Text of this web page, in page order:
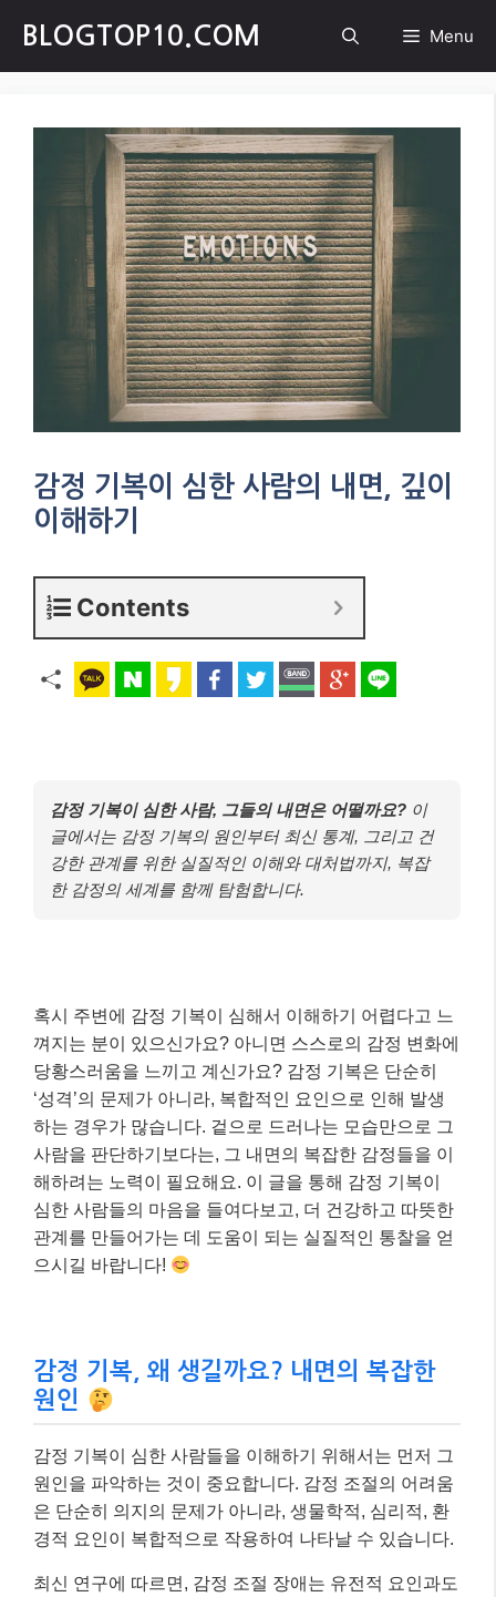
content
BLOGTOP10.COM Menu
감정 기복이 심한 사람의 내면, 깊이
이해하기
Contents
감정 기복이 심한 사람, 그들의 내면은 어떨까요? 이
글에서는 감정 기복의 원인부터 최신 통계, 그리고 건
강한 관계를 위한 실질적인 이해와 대처법까지, 복잡
한 감정의 세계를 함께 탐험합니다.
혹시 주변에 감정 기복이 심해서 이해하기 어렵다고 느
껴지는 분이 있으신가요? 아니면 스스로의 감정 변화에
당황스러움을 느끼고 계신가요? 감정 기복은 단순히
‘성격’의 문제가 아니라, 복합적인 요인으로 인해 발생
하는 경우가 많습니다. 겉으로 드러나는 모습만으로 그
사람을 판단하기보다는, 그 내면의 복잡한 감정들을 이
해하려는 노력이 필요해요. 이 글을 통해 감정 기복이
심한 사람들의 마음을 들여다보고, 더 건강하고 따뜻한
관계를 만들어가는 데 도움이 되는 실질적인 통찰을 얻
으시길 바랍니다!
감정 기복, 왜 생길까요? 내면의 복잡한
원인
감정 기복이 심한 사람들을 이해하기 위해서는 먼저 그
원인을 파악하는 것이 중요합니다. 감정 조절의 어려움
은 단순히 의지의 문제가 아니라, 생물학적, 심리적, 환
경적 요인이 복합적으로 작용하여 나타날 수 있습니다.
최신 연구에 따르면, 감정 조절 장애는 유전적 요인과도